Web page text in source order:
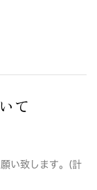
て
い致します。(計